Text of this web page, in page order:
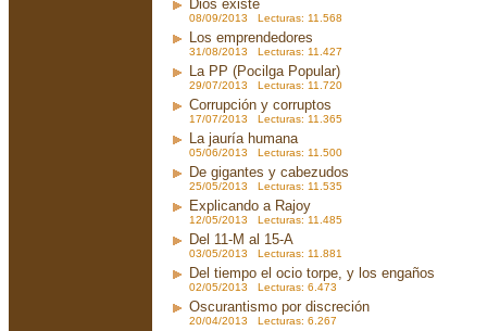
Dios existe
08/09/2013 Lecturas: 11.568
Los emprendedores
31/08/2013 Lecturas: 11.427
La PP (Pocilga Popular)
29/07/2013 Lecturas: 11.720
Corrupción y corruptos
17/07/2013 Lecturas: 11.365
La jauría humana
05/06/2013 Lecturas: 11.500
De gigantes y cabezudos
25/05/2013 Lecturas: 11.535
Explicando a Rajoy
12/05/2013 Lecturas: 11.485
Del 11-M al 15-A
03/05/2013 Lecturas: 11.881
Del tiempo el ocio torpe, y los engaños
02/05/2013 Lecturas: 6.473
Oscurantismo por discreción
20/04/2013 Lecturas: 6.267